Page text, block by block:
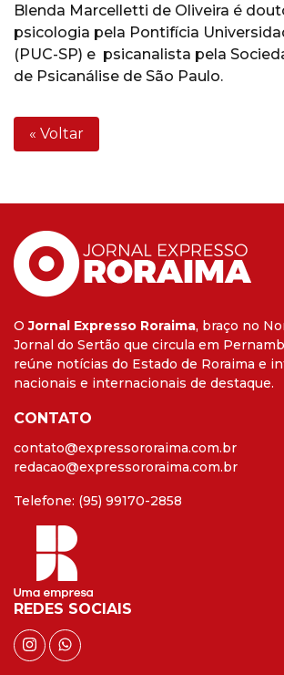
Blenda Marcelletti de Oliveira é
psicologia pela Pontifícia
(PUC-SP) e psicanalista pela
de Psicanálise de São Paulo.
« Voltar
OJornal Expresso Roraima, braço no
Jornal do Sertão que circula em
reúne notícias do Estado de Roraima e
nacionais e internacionais de destaque.
CONTATO
contato@expressororaima.com.br
redacao@expressororaima.com.br
Telefone: (95) 99170-2858
REDES SOCIAIS